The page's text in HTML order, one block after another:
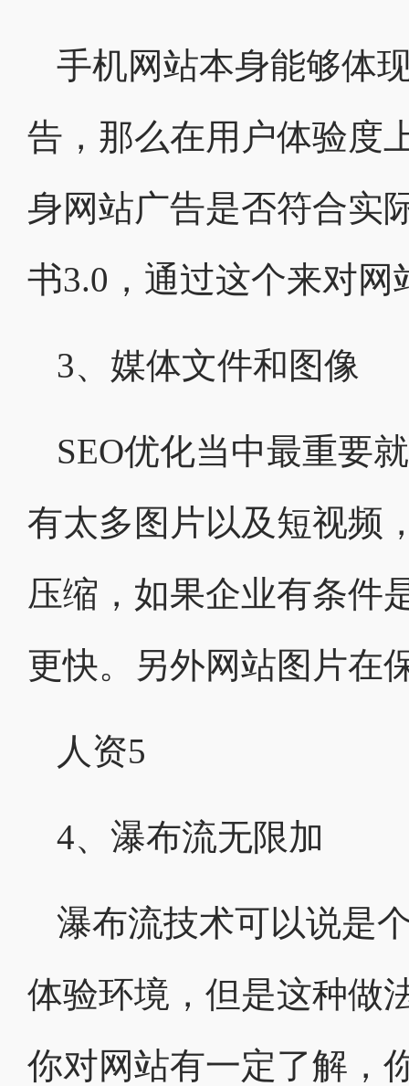
手机网站本身能够体
告，那么在用户体验度
身网站广告是否符合实
书3.0，通过这个来对
3、媒体文件和图像
SEO优化当中最重要
有太多图片以及短视频
压缩，如果企业有条件
更快。另外网站图片在
人资5
4、瀑布流无限加
瀑布流技术可以说是
体验环境，但是这种做
你对网站有一定了解，